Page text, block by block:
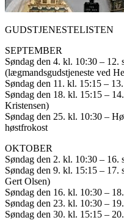
GUDSTJENESTELISTEN
SEPTEMBER
Søndag den 4. kl. 10:30 – 12.
(lægmandsgudstjeneste ved
Søndag den 11. kl. 15:15 –
Søndag den 18. kl. 15:15 –
Kristensen)
Søndag den 25. kl. 10:30 –
høstfrokost
OKTOBER
Søndag den 2. kl. 10:30 – 16.
Søndag den 9. kl. 15:15 –
Gert Olsen)
Søndag den 16. kl. 10:30 –
Søndag den 23. kl. 10:30 –
Søndag den 30. kl. 15:15 –